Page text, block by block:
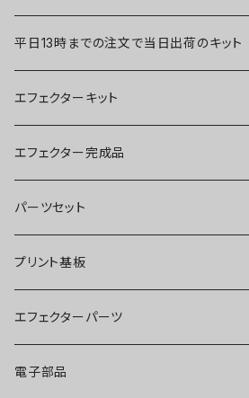
平日13時までの注文で当日出荷のキット
エフェクターキット
ブースター
オーバードライブ
ディストーション
ファズ
プリアンプ
エフェクター完成品
ブースター
オーバードライブ
ディストーション
ファズ
パーツセット
ブースター
オーバードライブ
ディストーション
プリント基板
オーバードライブ
ディストーション
エフェクターパーツ
スイッチ
電子部品